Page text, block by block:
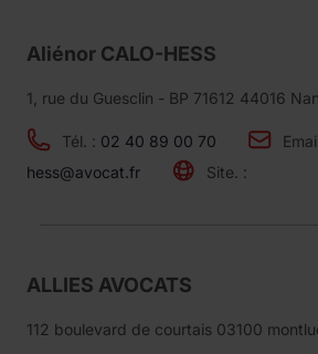
Aliénor CALO-HESS
1, rue du Guesclin - BP 71612 44016
Tél. : 02 40 89 00 70
hess@avocat.fr
Site. :
ALLIES AVOCATS
112 boulevard de courtais 03100